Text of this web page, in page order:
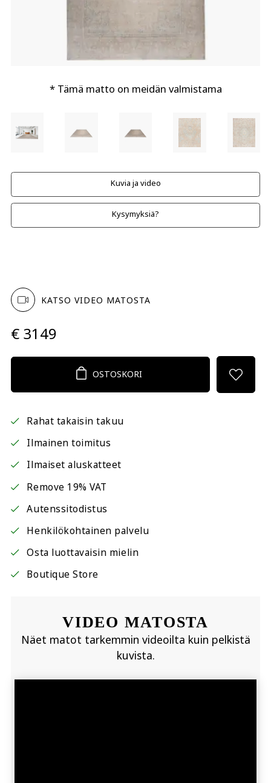
* Tämä matto on meidän valmistama
Kuvia ja video
Kysymyksiä?
KATSO VIDEO MATOSTA
€ 3149
OSTOSKORI
Rahat takaisin takuu
Ilmainen toimitus
Ilmaiset aluskatteet
Remove 19% VAT
Autenssitodistus
Henkilökohtainen palvelu
Osta luottavaisin mielin
Boutique Store
VIDEO MATOSTA
Näet matot tarkemmin videoilta kuin pelkistä
kuvista.